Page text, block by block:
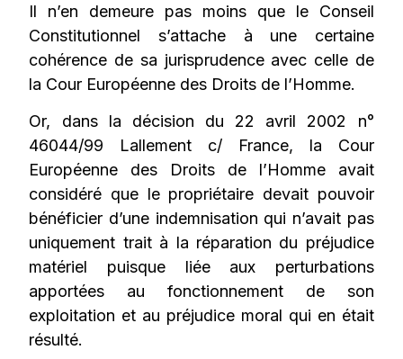
Il n’en demeure pas moins que le Conseil
Constitutionnel s’attache à une certaine
cohérence de sa jurisprudence avec celle de
la Cour Européenne des Droits de l’Homme.
Or, dans la décision du 22 avril 2002 n°
46044/99 Lallement c/ France, la Cour
Européenne des Droits de l’Homme avait
considéré que le propriétaire devait pouvoir
bénéficier d’une indemnisation qui n’avait pas
uniquement trait à la réparation du préjudice
matériel puisque liée aux perturbations
apportées au fonctionnement de son
exploitation et au préjudice moral qui en était
résulté.